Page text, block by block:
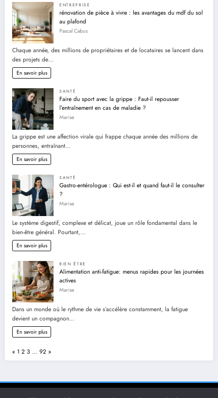
ENTREPRISE
rénovation de pièce à vivre : les avantages du mdf du sol
au plafond
Pascal Cabus
Chaque année, des millions de propriétaires et de locataires se lancent dans
des projets de…
En savoir plus
SANTÉ
Faire du sport avec la grippe : Faut-il repousser
l’entraînement en cas de maladie ?
Marise
La grippe est une affection virale qui frappe chaque année des millions de
personnes, entraînant…
En savoir plus
SANTÉ
Gastro-entérologue : Qui est-il et quand faut-il le consulter
?
Marise
Le système digestif, complexe et délicat, joue un rôle fondamental dans le
bien-être général. Pourtant,…
En savoir plus
BIEN ÊTRE
Alimentation anti-fatigue: menus rapides pour les journées
actives
Marise
Dans un monde où le rythme de vie s’accélère constamment, la fatigue
devient un compagnon…
En savoir plus
Page:
Previous
« 1 2 3 … 92 Next
»